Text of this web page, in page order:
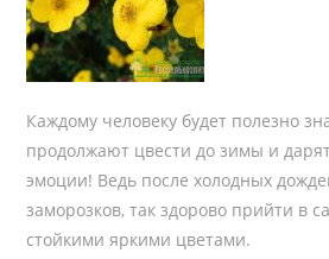
Каждому человеку будет полезно
продолжают цвести до зимы и
эмоции! Ведь после холодных
заморозков, так здорово прийти в
стойкими яркими цветами.